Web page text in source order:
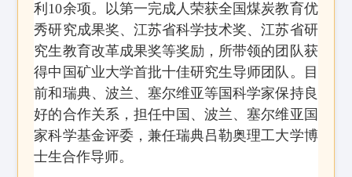
利 10余项。以第一完成人荣获全国煤炭教育优
秀研究成果奖、江苏省科学技术奖、江苏省研
究生教育改革成果奖等奖励，所带领的团队获
得中国矿业大学首批十佳研究生导师团队。目
前和瑞典、波兰、塞尔维亚等国科学家保持良
好的合作关系，担任中国、波兰、塞尔维亚国
家科学基金评委，兼任瑞典吕勒奥理工大学博
士生合作导师。